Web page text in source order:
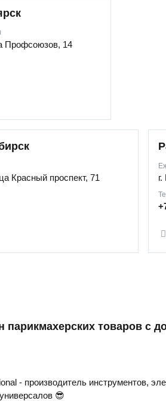
Профсоюзов, 14
Красный проспект, 71
парикмахерских товаров с
- производитель инструментов,
😎